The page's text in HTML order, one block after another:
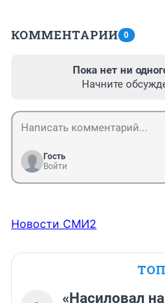
КОММЕНТАРИИ 0
Пока нет ни
Начните
Гость
Войти
Новости СМИ2
«Насиловал